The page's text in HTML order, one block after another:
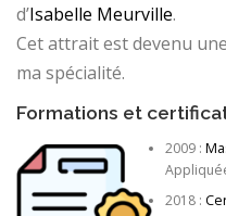
d’Isabelle Meurville.
Cet attrait est devenu
ma spécialité.
Formations et
2009 :
2018 :